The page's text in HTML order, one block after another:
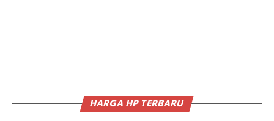
HARGA HP TERBARU